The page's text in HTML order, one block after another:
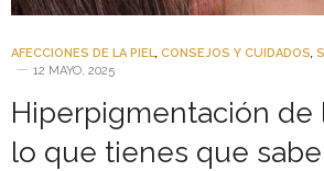
AFECCIONES DE LA PIEL, CONSEJOS Y CUIDADOS,
12 MAYO, 2025
Hiperpigmentación de
lo que tienes que